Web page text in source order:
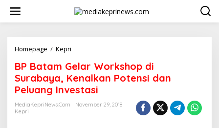
w
Homepage / Kepri
B
a
t
a
m
BP Batam Gelar Workshop di
Surabaya, Kenalkan Potensi dan
Peluang Investasi
MediaKepriNews.com
November 29, 2018
Kepri